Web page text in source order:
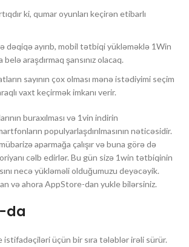
ki, qumar oyunları keçirən etibarlı
dəqiqə ayırıb, mobil tətbiqi yükləməklə 1Win
araşdırmaq şansınız olacaq.
sayının çox olması mənə istədiyimi seçim
vaxt keçirmək imkanı verir.
buraxılması və 1vin indirin
populyarlaşdırılmasının nəticəsidir.
aparmağa çalışır və buna görə də
cəlb edirlər. Bu gün sizə 1win tətbiqinin
necə yükləməli olduğumuzu deyəcəyik.
və ahora AppStore-dan yukle bilərsiniz.
da
üçün bir sıra tələblər irəli sürür.